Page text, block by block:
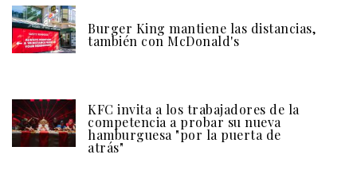
Burger King mantiene las distancias,
también con McDonald's
KFC invita a los trabajadores de la
competencia a probar su nueva
hamburguesa "por la puerta de
atrás"